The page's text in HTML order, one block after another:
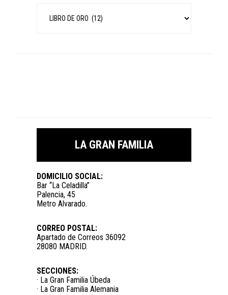
LA GRAN FAMILIA
DOMICILIO SOCIAL:
Bar “La Celadilla”
Palencia, 45
Metro Alvarado.
CORREO POSTAL:
Apartado de Correos 36092
28080 MADRID.
SECCIONES:
· La Gran Familia Úbeda
· La Gran Familia Alemania